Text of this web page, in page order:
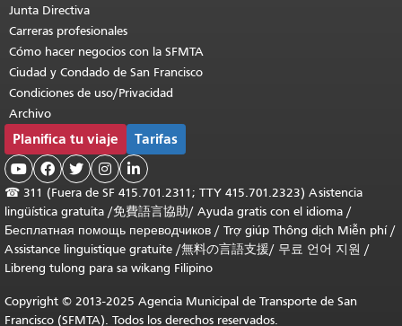
Junta Directiva
Carreras profesionales
Cómo hacer negocios con la SFMTA
Ciudad y Condado de San Francisco
Condiciones de uso/Privacidad
Archivo
Planifica tu viaje Tarifas
    
☎ 311 (Fuera de SF 415.701.2311; TTY 415.701.2323) Asistencia
lingüística gratuita /免費語言協助/ Ayuda gratis con el idioma /
Бесплатная помощь переводчиков / Trợ giúp Thông dịch Miễn phí/
Assistance linguistique gratuite /無料の言語支援/ 무료 언어 지원 /
Libreng tulong para sa wikang Filipino
Copyright © 2013-2025 Agencia Municipal de Transporte de San
Francisco (SFMTA). Todos los derechos reservados.